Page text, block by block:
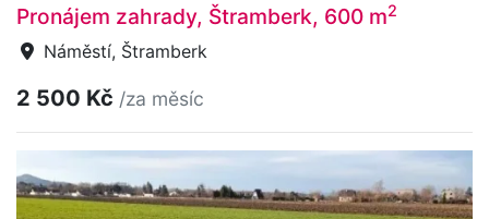
Pronájem zahrady, Štramberk, 600 m2
Náměstí, Štramberk
2 500 Kč /za měsíc